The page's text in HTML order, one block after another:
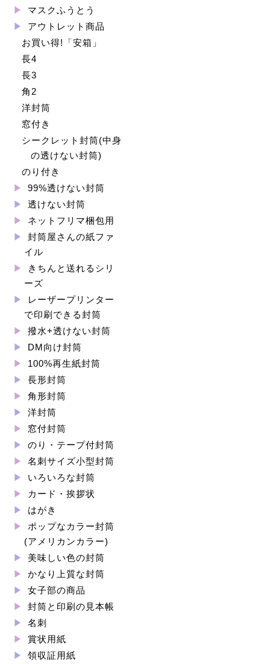
マスクふうとう
アウトレット商品
お買い得!「安箱」
長4
長3
角2
洋封筒
窓付き
シークレット封筒(中身
の透けない封筒)
のり付き
99%透けない封筒
透けない封筒
ネットフリマ梱包用
封筒屋さんの紙ファ
イル
きちんと送れるシリ
ーズ
レーザープリンター
で印刷できる封筒
撥水+透けない封筒
DM向け封筒
100%再生紙封筒
長形封筒
角形封筒
洋封筒
窓付封筒
のり・テープ付封筒
名刺サイズ小型封筒
いろいろな封筒
カード・挨拶状
はがき
ポップなカラー封筒
(アメリカンカラー)
美味しい色の封筒
かなり上質な封筒
女子部の商品
封筒と印刷の見本帳
名刺
賞状用紙
領収証用紙